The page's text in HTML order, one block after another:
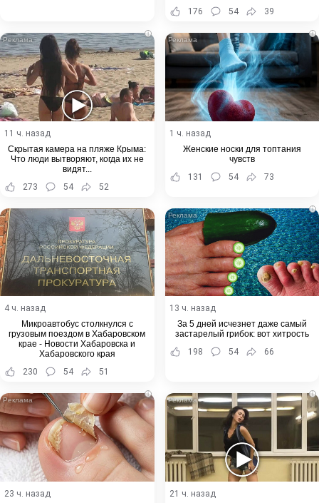
176 54 39
i
11 ч. назад
Скрытая камера на пляже Крыма:
Что люди вытворяют, когда их не
видят...
273
54 52
i
1 ч. назад
Женские носки для топтания
чувств
131
54 73
4 ч. назад
Микроавтобус столкнулся с
грузовым поездом в Хабаровском
крае - Новости Хабаровска и
Хабаровского края
230
54 51
i
13 ч. назад
За 5 дней исчезнет даже самый
застарелый грибок: вот хитрость
198
54 66
i
23 ч. назад
i
21 ч. назад